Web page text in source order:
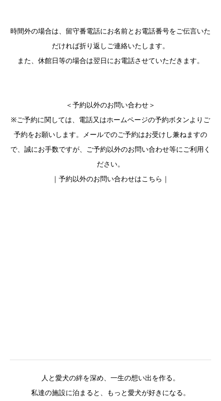
時間外の場合は、留守番電話にお名前とお電話番号をご伝言いた
だければ折り返しご連絡いたします。
また、休館日等の場合は翌日にお電話させていただきます。
＜予約以外のお問い合わせ＞
※ご予約に関しては、電話又はホームページの予約ボタンよりご
予約をお願いします。メールでのご予約はお受けし兼ねますの
で、誠にお手数ですが、ご予約以外のお問い合わせ等にご利用く
ださい。
｜予約以外のお問い合わせはこちら｜
人と愛犬の絆を深め、一生の想い出を作る。
私達の施設に泊まると、もっと愛犬が好きになる。